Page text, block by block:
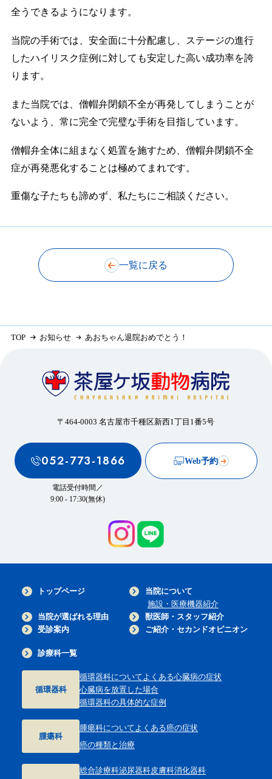
全うできるようになります。
当院の手術では、安全面に十分配慮し、ステージの進行
したハイリスク症例に対しても安定した高い成功率を誇
ります。
また当院では、僧帽弁閉鎖不全が再発してしまうことが
ないよう、常に完全で完璧な手術を目指しています。
僧帽弁全体に組まなく処置を施すため、僧帽弁閉鎖不全
症が再発悪化することは極めてまれです。
重傷な子たちも諦めず、私たちにご相談ください。
一覧に戻る
TOP お知らせ あおちゃん退院おめでとう！
〒464-0003 名古屋市千種区新西1丁目1番5号
052-773-1866
電話受付時間／
9:00 - 17:30(無休)
Web予約
トップページ
当院について
施設・医療機器紹介
当院が選ばれる理由
獣医師・スタッフ紹介
受診案内
ご紹介・セカンドオピニオン
診療科一覧
循環器科
循環器科についてよくある心臓病の症状
心臓病を放置した場合
循環器科の具体的な症例
腫瘍科
腫瘍科についてよくある癌の症状
癌の種類と治療
総合診療科泌尿器科皮膚科消化器科